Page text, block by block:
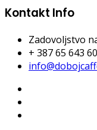
Kontakt Info
Zadovoljstvo
+ 387 65 643